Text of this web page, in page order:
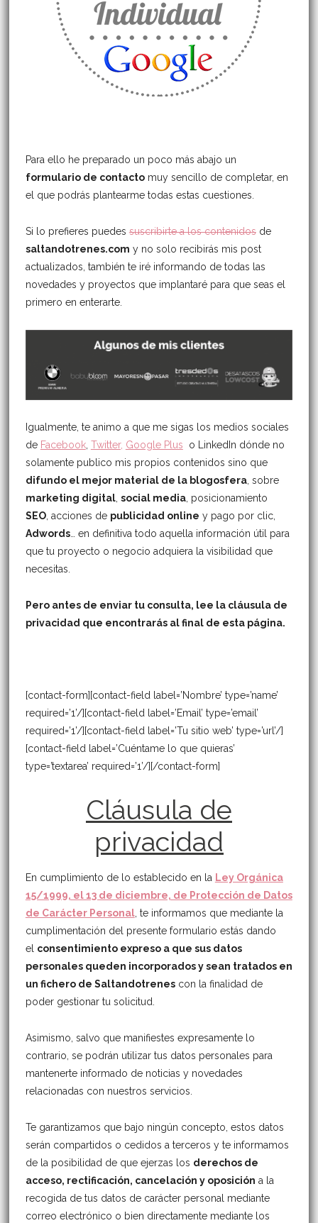
Para ello he preparado un poco más abajo un
formulario de contactomuy sencillo de completar, en
el que podrás plantearme todas estas cuestiones.
Si lo prefieres puedes suscribirte a los contenidosde
saltandotrenes.com y no solo recibirás mis post
actualizados, también te iré informando de todas las
novedades y proyectos que implantaré para que seas el
primero en enterarte.
Igualmente, te animo a que me sigas los medios sociales
de Facebook, Twitter, Google Plus o LinkedIn dónde no
solamente publico mis propios contenidos sino que
difundo el mejor material de la blogosfera, sobre
marketing digital, social media, posicionamiento
SEO, acciones de publicidad online y pago por clic,
Adwords… en definitiva todo aquella información útil para
que tu proyecto o negocio adquiera la visibilidad que
necesitas.
Pero antes de enviar tu consulta, lee la cláusula de
privacidad que encontrarás al final de esta página.
[contact-form][contact-field label=’Nombre’ type=’name’
required=’1’/][contact-field label=’Email’ type=’email’
required=’1’/][contact-field label=’Tu sitio web’ type=’url’/]
[contact-field label=’Cuéntame lo que quieras’
type=’textarea’ required=’1’/][/contact-form]
Cláusula de
privacidad
En cumplimiento de lo establecido en la Ley Orgánica
15/1999, el 13 de diciembre, de Protección de Datos
de Carácter Personal, te informamos que mediante la
cumplimentación del presente formulario estás dando
el consentimiento expreso a que sus datos
personales queden incorporados y sean tratados en
un fichero de Saltandotrenescon la finalidad de
poder gestionar tu solicitud.
Asimismo, salvo que manifiestes expresamente lo
contrario, se podrán utilizar tus datos personales para
mantenerte informado de noticias y novedades
relacionadas con nuestros servicios.
Te garantizamos que bajo ningún concepto, estos datos
serán compartidos o cedidos a terceros y te informamos
de la posibilidad de que ejerzas los derechos de
acceso, rectificación, cancelación y oposición a la
recogida de tus datos de carácter personal mediante
correo electrónico o bien directamente mediante los